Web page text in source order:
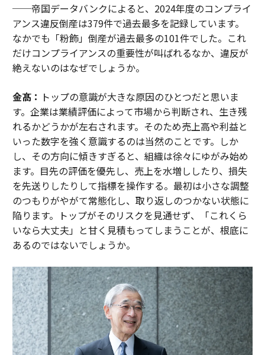
──帝国データバンクによると、2024年度のコンプライ
アンス違反倒産は379件で過去最多を記録しています。
なかでも「粉飾」倒産が過去最多の101件でした。これ
だけコンプライアンスの重要性が叫ばれるなか、違反が
絶えないのはなぜでしょうか。
金髙： トップの意識が大きな原因のひとつだと思いま
す。企業は業績評価によって市場から判断され、生き残
れるかどうかが左右されます。そのため売上高や利益と
いった数字を強く意識するのは当然のことです。しか
し、その方向に傾きすぎると、組織は徐々にゆがみ始め
ます。目先の評価を優先し、売上を水増ししたり、損失
を先送りしたりして指標を操作する。最初は小さな調整
のつもりがやがて常態化し、取り返しのつかない状態に
陥ります。トップがそのリスクを見通せず、「これくら
いなら大丈夫」と甘く見積もってしまうことが、根底に
あるのではないでしょうか。